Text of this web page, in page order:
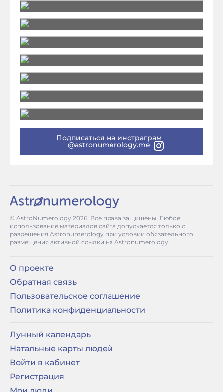
Подписаться на инстраграм
@astronumerology.me
© AstroNumerology 2026. Все права защищены. Любое
использование материалов сайта допускается только с
разрешения Astronumerology при условии обязательного
размещения активной ссылки на Astronumerology.
О проекте
Обратная связь
Пользовательское соглашение
Политика конфиденциальности
Лунный календарь
Натальные карты людей
Войти в кабинет
Регистрация